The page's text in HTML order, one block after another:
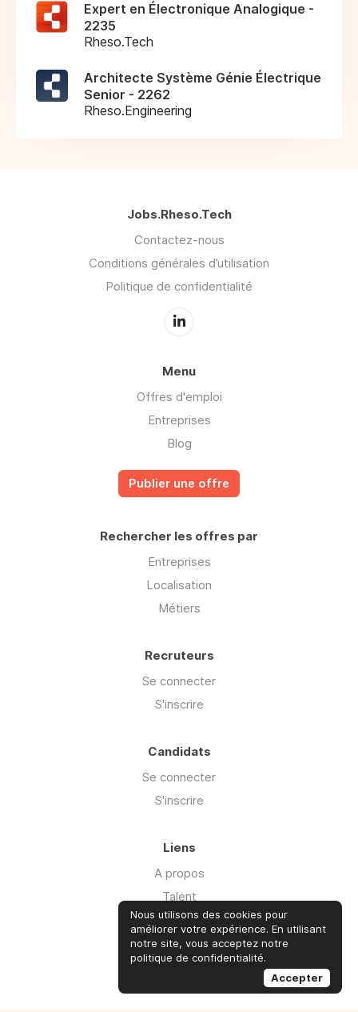
Expert en Électronique Analogique -
2235
Rheso.Tech
Architecte Système Génie Électrique
Senior - 2262
Rheso.Engineering
Jobs.Rheso.Tech
Contactez-nous
Conditions générales d’utilisation
Politique de confidentialité
Menu
Offres d'emploi
Entreprises
Blog
Publier une offre
Rechercher les offres par
Entreprises
Localisation
Métiers
Recruteurs
Se connecter
S'inscrire
Candidats
Se connecter
S'inscrire
Liens
A propos
Talent
Offre Cyber'isk
Ressources
Advisory
Nous utilisons des cookies pour
améliorer votre expérience. En utilisant
notre site, vous acceptez notre
politique de confidentialité.
Accepter